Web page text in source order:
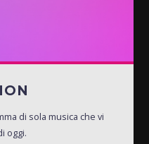
di sola musica che vi
oggi.